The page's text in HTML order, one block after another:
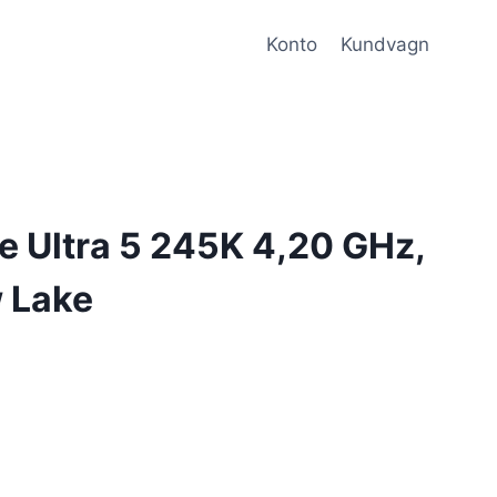
Konto Kundvagn
Ultra 5 245K 4,20 GHz,
Lake